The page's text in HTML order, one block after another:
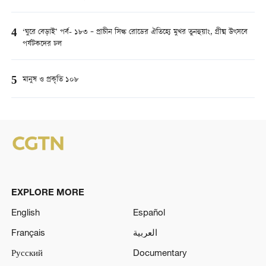
4 ‘ঘুরে বেড়াই’ পর্ব- ১৮৩ – প্রাচীন সিল্ক রোডের ঐতিহ্যে মুখর তুনহুয়াং, গ্রীষ্ম উৎসবে
পর্যটকদের ঢল
5 মানুষ ও প্রকৃতি ১০৮
EXPLORE MORE
English
Español
Français
العربية
Русский
Documentary